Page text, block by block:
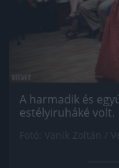
A harmadik és
estélyiruháké volt.